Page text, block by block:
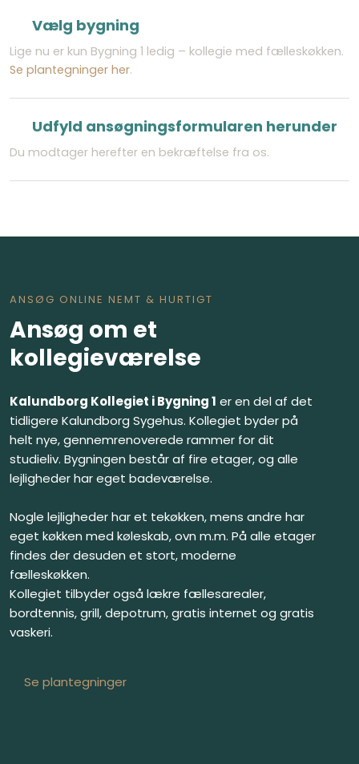
Vælg bygning​
Lige nu er kun Bygning 1 ledig – kollegie med fælleskøkken.
Se plantegninger her.
Udfyld ansøgningsformularen herunder
Du modtager herefter en bekræftelse fra os.
ANSØG ONLINE NEMT & HURTIGT
Ansøg om et
kollegieværelse
Kalundborg Kollegiet i Bygning 1 er en del af det
tidligere Kalundborg Sygehus. Kollegiet byder på
helt nye, gennemrenoverede rammer for dit
studieliv. Bygningen består af fire etager, og alle
lejligheder har eget badeværelse.
Nogle lejligheder har et tekøkken, mens andre har
eget køkken med køleskab, ovn m.m. På alle etager
findes der desuden et stort, moderne
fælleskøkken.
Kollegiet tilbyder også lækre fællesarealer,
bordtennis, grill, depotrum, gratis internet og gratis
vaskeri.
​Se plantegninger